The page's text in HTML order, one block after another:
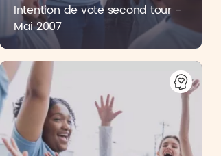
Intention de vote second tour -
Mai 2007